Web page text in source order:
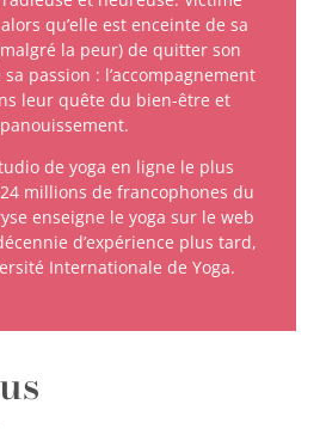
qu’elle est enceinte de sa
la peur) de quitter son
passion : l’accompagnement
leur quête du bien-être et
de yoga en ligne le plus
millions de francophones du
enseigne le yoga sur le web
d’expérience plus tard,
Internationale de Yoga.